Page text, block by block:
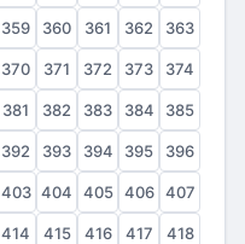
359 360 361 362 363
370 371 372 373 374
381 382 383 384 385
392 393 394 395 396
403 404 405 406 407
414 415 416 417 418